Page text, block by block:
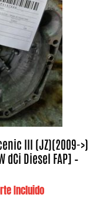
III (JZ)(2009->)
dCi Diesel FAP] –
Incluido